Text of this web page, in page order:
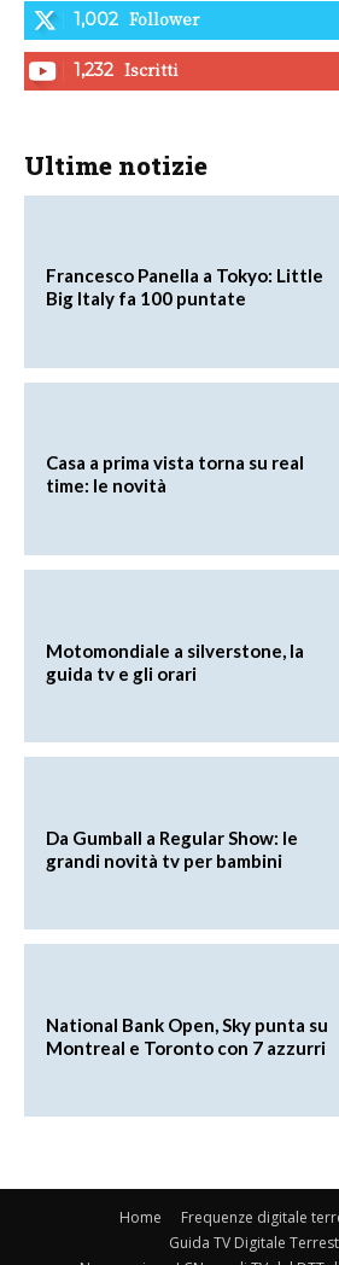
1,002 Follower
1,232 Iscritti
Ultime notizie
Francesco Panella a Tokyo: Little
Big Italy fa 100 puntate
Casa a prima vista torna su real
time: le novità
Motomondiale a silverstone, la
guida tv e gli orari
Da Gumball a Regular Show: le
grandi novità tv per bambini
National Bank Open, Sky punta su
Montreal e Toronto con 7 azzurri
Home
Frequenze digitale
Guida TV Digitale